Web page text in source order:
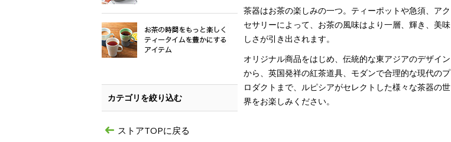
茶器はお茶の楽しみの一つ。ティーポットや急須、アク
セサリーによって、お茶の風味はより一層、輝き、美味
しさが引き出されます。
オリジナル商品をはじめ、伝統的な東アジアのデザイン
から、英国発祥の紅茶道具、モダンで合理的な現代のプ
ロダクトまで、ルピシアがセレクトした様々な茶器の世
界をお楽しみください。
カテゴリを絞り込む
ストアTOPに戻る